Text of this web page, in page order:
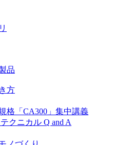
品
方
格「CA300」集中講義
クニカル Q and A